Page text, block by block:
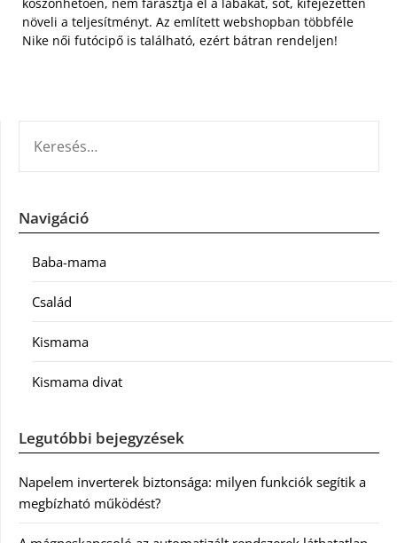
növeli a teljesítményt. Az említett webshopban többféle
Nike női futócipő is található, ezért bátran rendeljen!
Navigáció
Baba-mama
Család
Kismama
Kismama divat
Legutóbbi bejegyzések
Napelem inverterek biztonsága: milyen funkciók segítik a
megbízható működést?